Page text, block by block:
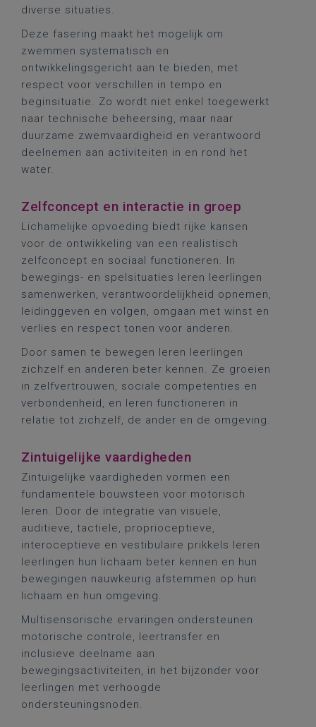
diverse situaties.
Deze fasering maakt het mogelijk om
zwemmen systematisch en
ontwikkelingsgericht aan te bieden, met
respect voor verschillen in tempo en
beginsituatie. Zo wordt niet enkel toegewerkt
naar technische beheersing, maar naar
duurzame zwemvaardigheid en verantwoord
deelnemen aan activiteiten in en rond het
water.
Zelfconcept en interactie in groep
Lichamelijke opvoeding biedt rijke kansen
voor de ontwikkeling van een realistisch
zelfconcept en sociaal functioneren. In
bewegings- en spelsituaties leren leerlingen
samenwerken, verantwoordelijkheid opnemen,
leidinggeven en volgen, omgaan met winst en
verlies en respect tonen voor anderen.
Door samen te bewegen leren leerlingen
zichzelf en anderen beter kennen. Ze groeien
in zelfvertrouwen, sociale competenties en
verbondenheid, en leren functioneren in
relatie tot zichzelf, de ander en de omgeving.
Zintuigelijke vaardigheden
Zintuigelijke vaardigheden vormen een
fundamentele bouwsteen voor motorisch
leren. Door de integratie van visuele,
auditieve, tactiele, proprioceptieve,
interoceptieve en vestibulaire prikkels leren
leerlingen hun lichaam beter kennen en hun
bewegingen nauwkeurig afstemmen op hun
lichaam en hun omgeving.
Multisensorische ervaringen ondersteunen
motorische controle, leertransfer en
inclusieve deelname aan
bewegingsactiviteiten, in het bijzonder voor
leerlingen met verhoogde
ondersteuningsnoden.